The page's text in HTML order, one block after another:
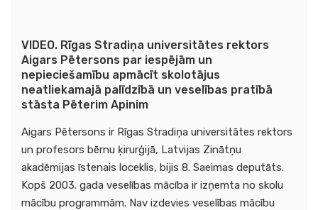
VIDEO. Rīgas Stradiņa universitātes rektors
Aigars Pētersons par iespējām un
nepieciešamību apmācīt skolotājus
neatliekamajā palīdzībā un veselības pratībā
stāsta Pēterim Apinim
Aigars Pētersons ir Rīgas Stradiņa universitātes rektors
un profesors bērnu ķirurģijā, Latvijas Zinātņu
akadēmijas īstenais loceklis, bijis 8. Saeimas deputāts.
Kopš 2003. gada veselības mācība ir izņemta no skolu
mācību programmām. Nav izdevies veselības mācību